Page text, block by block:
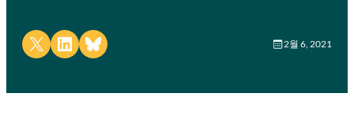
Share on X Share on LinkedIn
Share on Bluesky 2월 6, 2021